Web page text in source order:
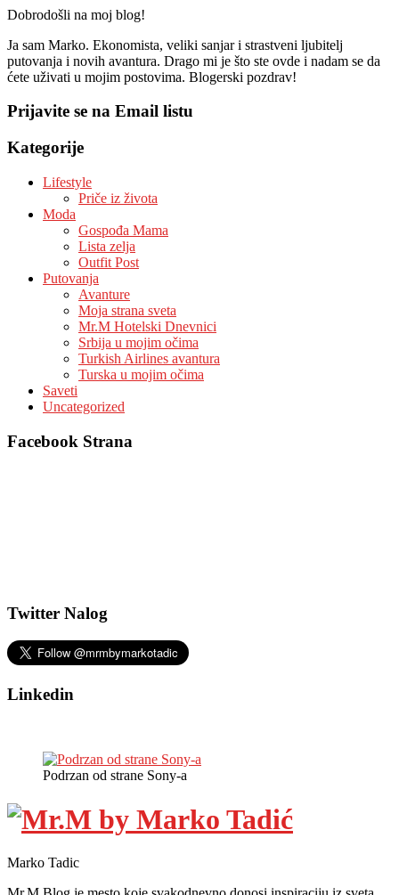
Dobrodošli na moj blog!
Ja sam Marko. Ekonomista, veliki sanjar i strastveni ljubitelj
putovanja i novih avantura. Drago mi je što ste ovde i nadam se da
ćete uživati u mojim postovima. Blogerski pozdrav!
Prijavite se na Email listu
Kategorije
Lifestyle
Priče iz života
Moda
Gospođa Mama
Lista zelja
Outfit Post
Putovanja
Avanture
Moja strana sveta
Mr.M Hotelski Dnevnici
Srbija u mojim očima
Turkish Airlines avantura
Turska u mojim očima
Saveti
Uncategorized
Facebook Strana
Twitter Nalog
Linkedin
Podrzan od strane Sony-a
Marko Tadic